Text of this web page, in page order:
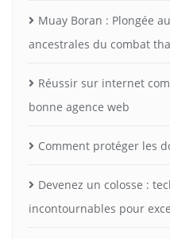
Muay Boran : Plongée
ancestrales du combat
Réussir sur internet
bonne agence web
Comment protéger les
Devenez un colosse :
incontournables pour